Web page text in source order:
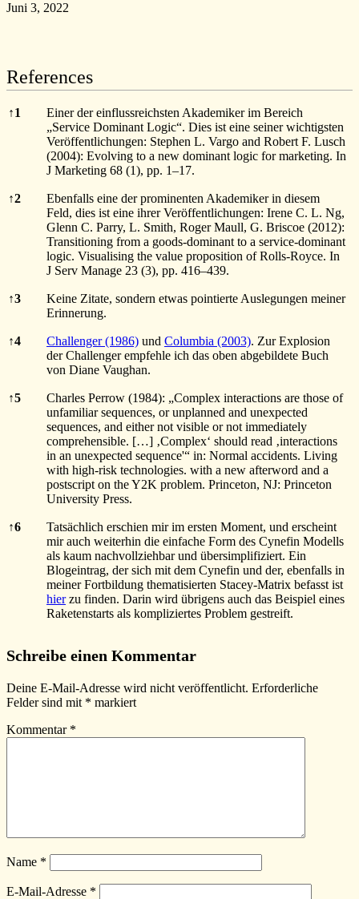
Juni 3, 2022
References
References
↑1
Einer der einflussreichsten Akademiker im Bereich
„Service Dominant Logic“. Dies ist eine seiner wichtigsten
Veröffentlichungen: Stephen L. Vargo and Robert F. Lusch
(2004): Evolving to a new dominant logic for marketing. In
J Marketing 68 (1), pp. 1–17.
↑2
Ebenfalls eine der prominenten Akademiker in diesem
Feld, dies ist eine ihrer Veröffentlichungen: Irene C. L. Ng,
Glenn C. Parry, L. Smith, Roger Maull, G. Briscoe (2012):
Transitioning from a goods-dominant to a service-dominant
logic. Visualising the value proposition of Rolls-Royce. In
J Serv Manage 23 (3), pp. 416–439.
↑3
Keine Zitate, sondern etwas pointierte Auslegungen meiner
Erinnerung.
↑4 Challenger (1986) und Columbia (2003). Zur Explosion
der Challenger empfehle ich das oben abgebildete Buch
von Diane Vaughan.
↑5
Charles Perrow (1984): „Complex interactions are those of
unfamiliar sequences, or unplanned and unexpected
sequences, and either not visible or not immediately
comprehensible. […] ‚Complex‘ should read ‚interactions
in an unexpected sequence'“ in: Normal accidents. Living
with high-risk technologies. with a new afterword and a
postscript on the Y2K problem. Princeton, NJ: Princeton
University Press.
↑6
Tatsächlich erschien mir im ersten Moment, und erscheint
mir auch weiterhin die einfache Form des Cynefin Modells
als kaum nachvollziehbar und übersimplifiziert. Ein
Blogeintrag, der sich mit dem Cynefin und der, ebenfalls in
meiner Fortbildung thematisierten Stacey-Matrix befasst ist
hierzu finden. Darin wird übrigens auch das Beispiel eines
Raketenstarts als kompliziertes Problem gestreift.
komplex,
Schreibe einen Kommentar
Deine E-Mail-Adresse wird nicht veröffentlicht. Erforderliche
Felder sind mit * markiert
Kommentar *
Name *
E-Mail-Adresse *